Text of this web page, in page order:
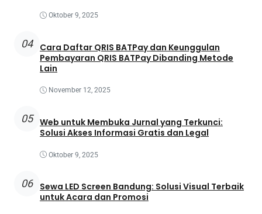
Oktober 9, 2025
04
Cara Daftar QRIS BATPay dan Keunggulan
Pembayaran QRIS BATPay Dibanding Metode
Lain
November 12, 2025
05 Web untuk Membuka Jurnal yang Terkunci:
Solusi Akses Informasi Gratis dan Legal
Oktober 9, 2025
06
Sewa LED Screen Bandung: Solusi Visual Terbaik
untuk Acara dan Promosi